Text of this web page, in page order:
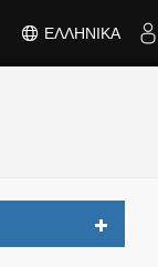
ΕΛΛΗΝΙΚΆ
Toggle